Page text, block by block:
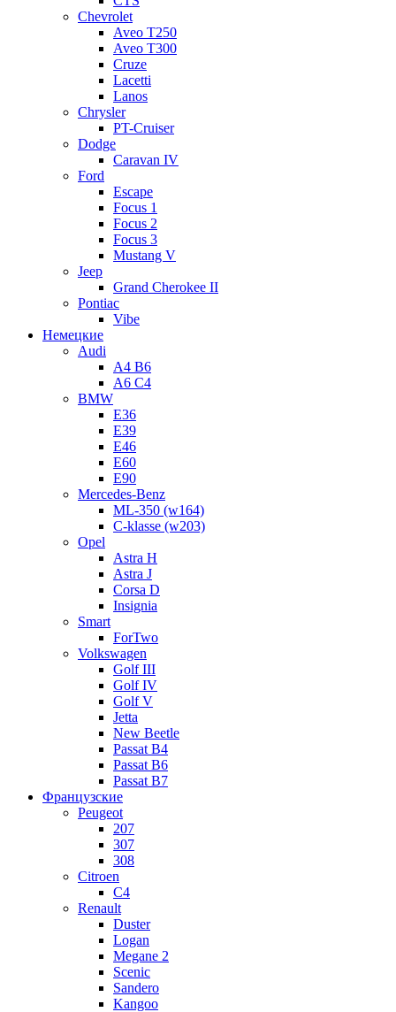
Chevrolet
Aveo Т250
Aveo T300
Cruze
Lacetti
Lanos
Chrysler
PT-Cruiser
Dodge
Caravan IV
Ford
Escape
Focus 1
Focus 2
Focus 3
Mustang V
Jeep
Grand Cherokee II
Pontiac
Vibe
Немецкие
Audi
A4 B6
A6 C4
BMW
E36
E39
E46
E60
E90
Mercedes-Benz
ML-350 (w164)
C-klasse (w203)
Opel
Astra H
Astra J
Corsa D
Insignia
Smart
ForTwo
Volkswagen
Golf III
Golf IV
Golf V
Jetta
New Beetle
Passat B4
Passat B6
Passat B7
Французские
Peugeot
207
307
308
Citroen
C4
Renault
Duster
Logan
Megane 2
Scenic
Sandero
Kangoo